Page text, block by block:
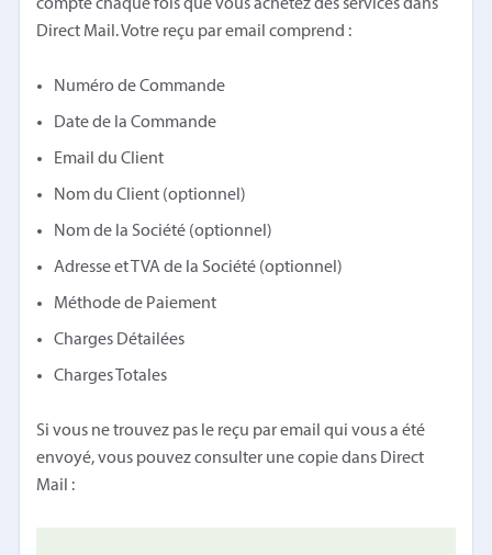
compte chaque fois que vous achetez des services dans
Direct Mail. Votre reçu par email comprend :
Numéro de Commande
Date de la Commande
Email du Client
Nom du Client (optionnel)
Nom de la Société (optionnel)
Adresse et TVA de la Société (optionnel)
Méthode de Paiement
Charges Détailées
Charges Totales
Si vous ne trouvez pas le reçu par email qui vous a été
envoyé, vous pouvez consulter une copie dans Direct
Mail :